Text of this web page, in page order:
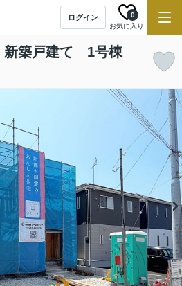
ログイン
お気に入り
0
築戸建て 1号棟